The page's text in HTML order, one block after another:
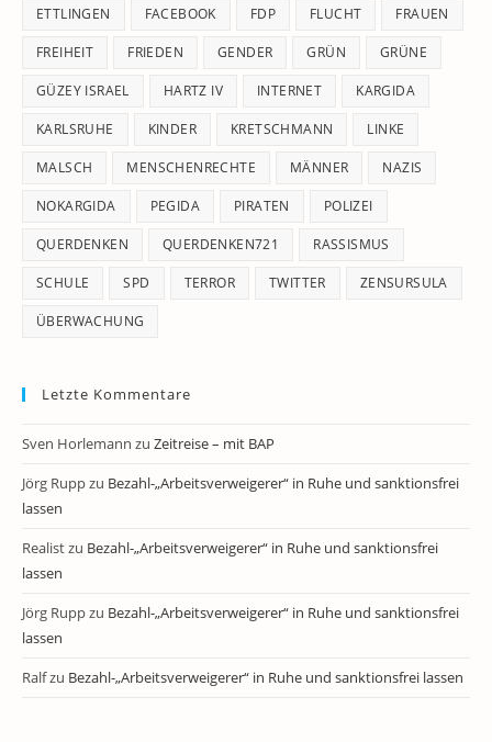
ETTLINGEN FACEBOOK FDP FLUCHT FRAUEN
FREIHEIT FRIEDEN GENDER GRÜN GRÜNE
GÜZEY ISRAEL HARTZ IV INTERNET KARGIDA
KARLSRUHE KINDER KRETSCHMANN LINKE
MALSCH MENSCHENRECHTE MÄNNER NAZIS
NOKARGIDA PEGIDA PIRATEN POLIZEI
QUERDENKEN QUERDENKEN721 RASSISMUS
SCHULE SPD TERROR TWITTER ZENSURSULA
ÜBERWACHUNG
Letzte Kommentare
Sven Horlemann zu Zeitreise – mit BAP
Jörg Ruppzu Bezahl-„Arbeitsverweigerer“ in Ruhe und sanktionsfrei
lassen
Realistzu Bezahl-„Arbeitsverweigerer“ in Ruhe und sanktionsfrei
lassen
Jörg Ruppzu Bezahl-„Arbeitsverweigerer“ in Ruhe und sanktionsfrei
lassen
Ralfzu Bezahl-„Arbeitsverweigerer“ in Ruhe und sanktionsfrei lassen